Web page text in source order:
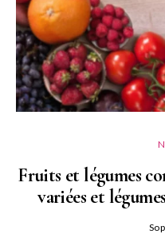
Fruits et légumes
variées et